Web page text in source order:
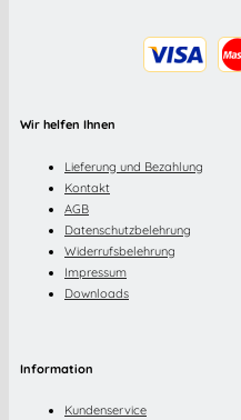
Wir helfen Ihnen
Lieferung und Bezahlung
Kontakt
AGB
Datenschutzbelehrung
Widerrufsbelehrung
Impressum
Downloads
Information
Kundenservice